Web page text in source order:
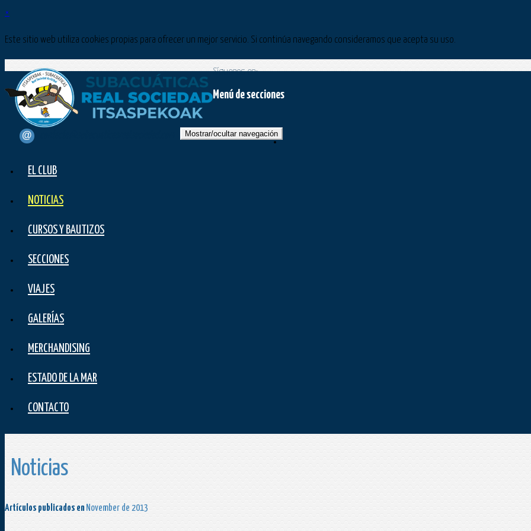
×
Este sitio web utiliza cookies propias para ofrecer un mejor servicio. Si continúa navegando consideramos que acepta su uso.
Síguenos en:
Menú de secciones
Mostrar/ocultar navegación
EL CLUB
NOTICIAS
CURSOS Y BAUTIZOS
SECCIONES
VIAJES
GALERÍAS
MERCHANDISING
ESTADO DE LA MAR
CONTACTO
Noticias
Artículos publicados en November de 2013